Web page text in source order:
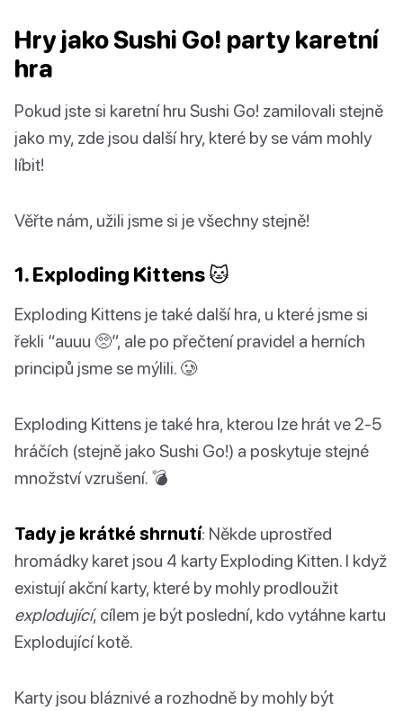
Hry jako Sushi Go! party karetní
hra
Pokud jste si karetní hru Sushi Go! zamilovali stejně
jako my, zde jsou další hry, které by se vám mohly
líbit!
Věřte nám, užili jsme si je všechny stejně!
1. Exploding Kittens 🐱
Exploding Kittens je také další hra, u které jsme si
řekli “auuu 🥺”, ale po přečtení pravidel a herních
principů jsme se mýlili. 🥲
Exploding Kittens je také hra, kterou lze hrát ve 2-5
hráčích (stejně jako Sushi Go!) a poskytuje stejné
množství vzrušení. 💣
Tady je krátké shrnutí: Někde uprostřed
hromádky karet jsou 4 karty Exploding Kitten. I když
existují akční karty, které by mohly prodloužit
explodující, cílem je být poslední, kdo vytáhne kartu
Explodující kotě.
Karty jsou bláznivé a rozhodně by mohly být